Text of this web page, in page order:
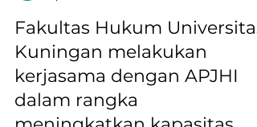
APJHI Indonesia
1 min read
Fakultas Hukum Universitas
Kuningan melakukan